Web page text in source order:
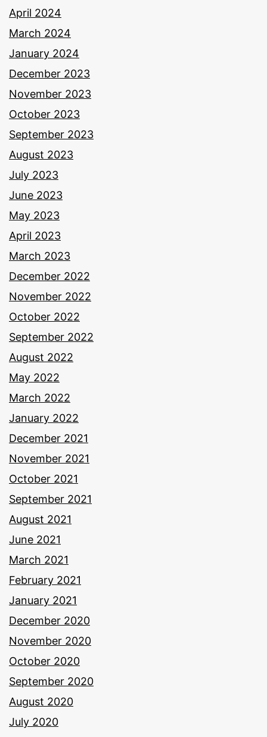
April 2024
March 2024
January 2024
December 2023
November 2023
October 2023
September 2023
August 2023
July 2023
June 2023
May 2023
April 2023
March 2023
December 2022
November 2022
October 2022
September 2022
August 2022
May 2022
March 2022
January 2022
December 2021
November 2021
October 2021
September 2021
August 2021
June 2021
March 2021
February 2021
January 2021
December 2020
November 2020
October 2020
September 2020
August 2020
July 2020